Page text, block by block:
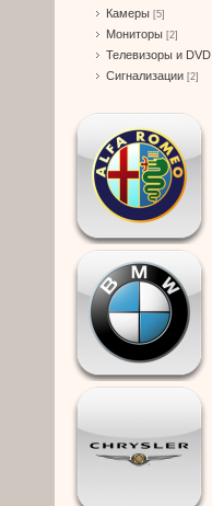
Камеры [5]
Мониторы [2]
Телевизоры и DVD
Сигнализации [2]